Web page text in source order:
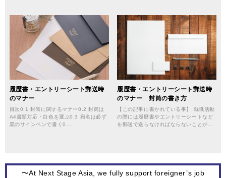
履歴書・エントリーシート郵送時
のマナー
目次0.1 封筒に関するマナー0.2 封筒は
A4書類対応・白色を選ぶ0.3 宛名は必ず
黒のサインペンで書く0…
履歴書・エントリーシート郵送時
のマナー 封筒の書き方
【この記事に書かれている事】 就職活動
の際には履歴書やエントリーシートなど
を郵送で送らなければならないことが…
〜At Next Stage Asia, we fully support foreigner’s job